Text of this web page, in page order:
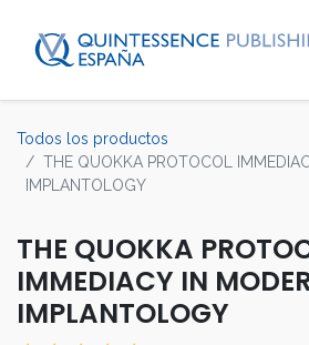
Todos los productos
THE QUOKKA PROTOCOL
IMPLANTOLOGY
THE QUOKKA
IMMEDIACY IN
IMPLANTOLOGY